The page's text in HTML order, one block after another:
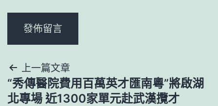
文
章
上一篇文章
“秀傳醫院費用百萬英才匯南粵”將啟湖
北專場 近1300家單元赴武漢攬才